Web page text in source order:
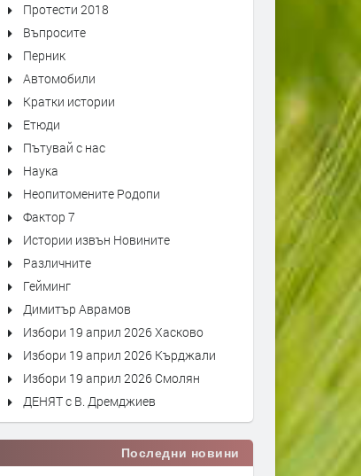
Протести 2018
Въпросите
Перник
Автомобили
Кратки истории
Етюди
Пътувай с нас
Наука
Неопитомените Родопи
Фактор 7
Истории извън Новините
Различните
Гейминг
Димитър Аврамов
Избори 19 април 2026 Хасково
Избори 19 април 2026 Кърджали
Избори 19 април 2026 Смолян
ДЕНЯТ с В. Дремджиев
Последни новини